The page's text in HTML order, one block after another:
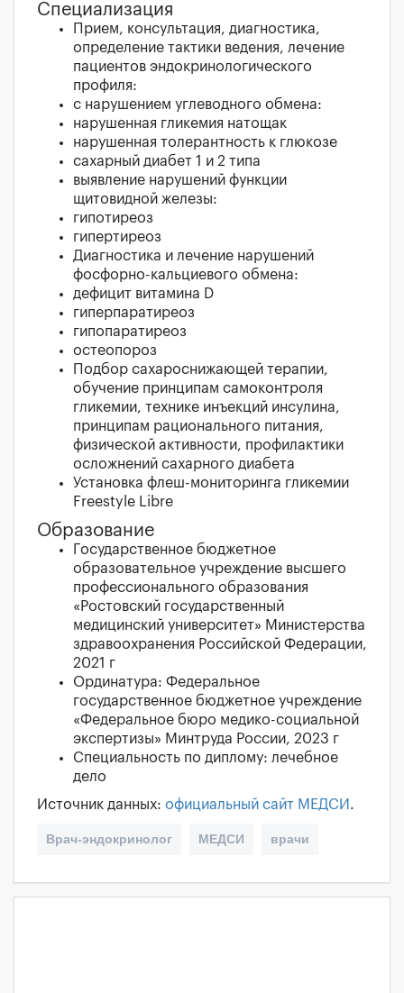
Специализация
Прием, консультация, диагностика,
определение тактики ведения, лечение
пациентов эндокринологического
профиля:
с нарушением углеводного обмена:
нарушенная гликемия натощак
нарушенная толерантность к глюкозе
сахарный диабет 1 и 2 типа
выявление нарушений функции
щитовидной железы:
гипотиреоз
гипертиреоз
Диагностика и лечение нарушений
фосфорно-кальциевого обмена:
дефицит витамина D
гиперпаратиреоз
гипопаратиреоз
остеопороз
Подбор сахароснижающей терапии,
обучение принципам самоконтроля
гликемии, технике инъекций инсулина,
принципам рационального питания,
физической активности, профилактики
осложнений сахарного диабета
Установка флеш-мониторинга гликемии
Freestyle Libre
Образование
Государственное бюджетное
образовательное учреждение высшего
профессионального образования
«Ростовский государственный
медицинский университет» Министерства
здравоохранения Российской Федерации,
2021 г
Ординатура: Федеральное
государственное бюджетное учреждение
«Федеральное бюро медико-социальной
экспертизы» Минтруда России, 2023 г
Специальность по диплому: лечебное
дело
Источник данных: официальный сайт МЕДСИ .
Врач-эндокринолог МЕДСИ врачи